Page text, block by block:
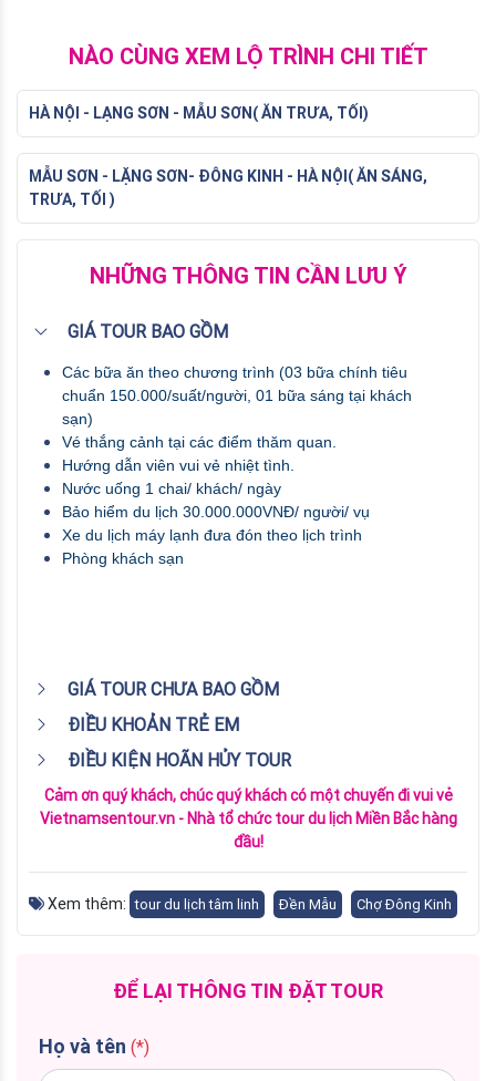
NÀO CÙNG XEM LỘ TRÌNH CHI TIẾT
HÀ NỘI - LẠNG SƠN - MẪU SƠN( ĂN TRƯA, TỐI)
MẪU SƠN - LẶNG SƠN- ĐÔNG KINH - HÀ NỘI( ĂN SÁNG,
TRƯA, TỐI )
NHỮNG THÔNG TIN CẦN LƯU Ý
GIÁ TOUR BAO GỒM
Các bữa ăn theo chương trình (03 bữa chính tiêu
chuẩn 150.000/suất/người, 01 bữa sáng tại khách
sạn)
Vé thắng cảnh tại các điểm thăm quan.
Hướng dẫn viên vui vẻ nhiệt tình.
Nước uống 1 chai/ khách/ ngày
Bảo hiểm du lịch 30.000.000VNĐ/ người/ vụ
Xe du lịch máy lạnh đưa đón theo lịch trình
Phòng khách sạn
GIÁ TOUR CHƯA BAO GỒM
ĐIỀU KHOẢN TRẺ EM
ĐIỀU KIỆN HOÃN HỦY TOUR
Cảm ơn quý khách, chúc quý khách có một chuyến đi vui vẻ
Vietnamsentour.vn - Nhà tổ chức tour du lịch Miền Bắc hàng
đầu!
Xem thêm: tour du lịch tâm linh Đền Mẫu Chợ Đông Kinh
ĐỂ LẠI THÔNG TIN ĐẶT TOUR
Họ và tên (*)